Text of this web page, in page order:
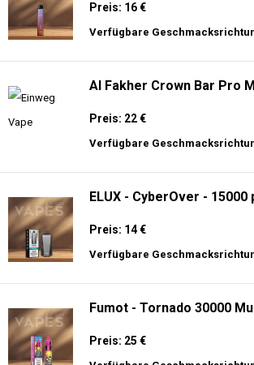
Preis: 16 €
Verfügbare
Al Fakher Crown Bar Pro
Preis: 22 €
Verfügbare
ELUX - CyberOver -
Preis: 14 €
Verfügbare
Fumot - Tornado 30000
Preis: 25 €